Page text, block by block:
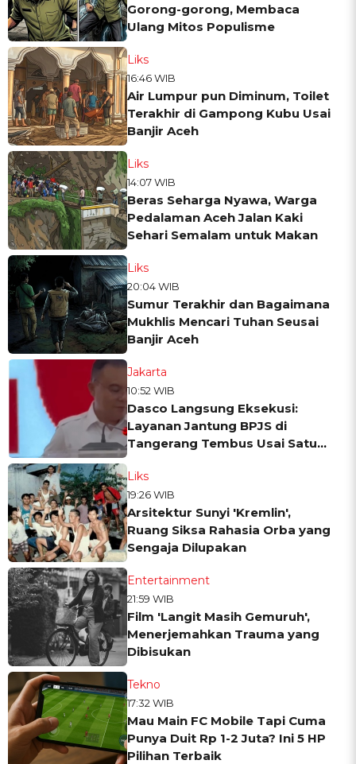
Gorong-gorong, Membaca
Ulang Mitos Populisme
Liks
16:46 WIB
Air Lumpur pun Diminum, Toilet
Terakhir di Gampong Kubu Usai
Banjir Aceh
Liks
14:07 WIB
Beras Seharga Nyawa, Warga
Pedalaman Aceh Jalan Kaki
Sehari Semalam untuk Makan
Liks
20:04 WIB
Sumur Terakhir dan Bagaimana
Mukhlis Mencari Tuhan Seusai
Banjir Aceh
Jakarta
10:52 WIB
Dasco Langsung Eksekusi:
Layanan Jantung BPJS di
Tangerang Tembus Usai Satu
Liks
19:26 WIB
Arsitektur Sunyi 'Kremlin',
Ruang Siksa Rahasia Orba yang
Sengaja Dilupakan
Entertainment
21:59 WIB
Film 'Langit Masih Gemuruh',
Menerjemahkan Trauma yang
Dibisukan
Tekno
17:32 WIB
Mau Main FC Mobile Tapi Cuma
Punya Duit Rp 1-2 Juta? Ini 5 HP
Pilihan Terbaik